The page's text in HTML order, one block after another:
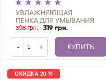
УВЛАЖНЯЮЩАЯ
ПЕНКА ДЛЯ УМЫВАНИЯ
С ГИАЛУРОНОВОЙ
КИСЛОТОЙ AQUA GLOW
JOKO BLEND 150 МЛ
398 грн. 319 грн.
- + КУПИТЬ
СКИДКА 20 %